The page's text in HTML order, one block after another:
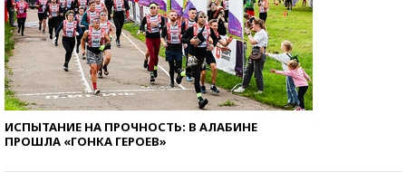
ИСПЫТАНИЕ НА ПРОЧНОСТЬ: В АЛАБИНЕ
ПРОШЛА «ГОНКА ГЕРОЕВ»